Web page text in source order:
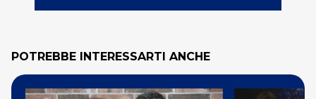
POTREBBE INTERESSARTI ANCHE